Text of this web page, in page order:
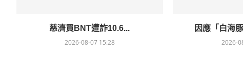
慈濟買BNT遭詐10.6...
2026-08-07 15:28
因應「白海
2026-